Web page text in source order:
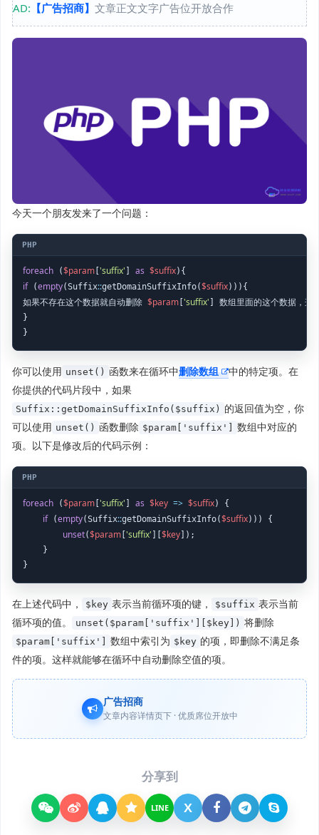
AD: 【广告招商】 文章正文文字广告位开放合作
今天一个朋友发来了一个问题：
foreach ($param ['suffix' ] as $suffix
if (empty(Suffix::getDomainSuffixInfo($suffix))){
如果不存在这个数据就自动删除 $param ['suffix' ] 数组里面的这个数据，这
}
}
你可以使用 unset() 函数来在循环中删除数组
中的特定项。在
你提供的代码片段中，如果
Suffix::getDomainSuffixInfo($suffix) 的返回值为空，你
可以使用 unset() 函数删除 $param['suffix']
数组中对应的
项。以下是修改后的代码示例：
foreach ($param ['suffix' ] as $key => $suffix) {
if (empty(Suffix::getDomainSuffixInfo($suffix))) {
unset($param ['suffix' ][$key]);
    }
在上述代码中， $key 表示当前循环项的键， $suffix 表示当前
循环项的值。
unset($param['suffix'][$key]) 将删除
$param['suffix'] 数组中索引为 $key 的项，即删除不满足条
件的项。这样就能够在循环中自动删除空值的项。
广告招商
文章内容详情页下 · 优质席位开放中
分享到
LINE X